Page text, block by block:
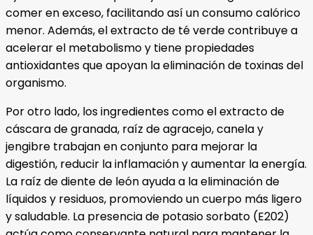
comer en exceso, facilitando así un consumo calórico
menor. Además, el extracto de té verde contribuye a
acelerar el metabolismo y tiene propiedades
antioxidantes que apoyan la eliminación de toxinas del
organismo.
Por otro lado, los ingredientes como el extracto de
cáscara de granada, raíz de agracejo, canela y
jengibre trabajan en conjunto para mejorar la
digestión, reducir la inflamación y aumentar la energía.
La raíz de diente de león ayuda a la eliminación de
líquidos y residuos, promoviendo un cuerpo más ligero
y saludable. La presencia de potasio sorbato (E202)